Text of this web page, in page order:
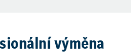
výměna